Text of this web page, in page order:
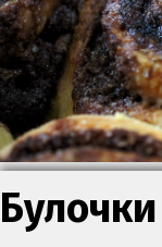
Булочки